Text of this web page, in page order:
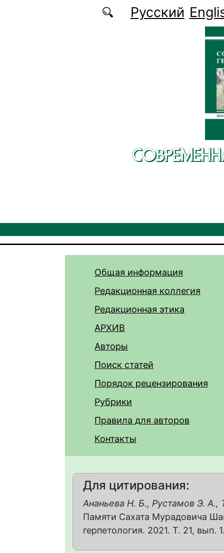
Перейти к основному содержаниюРусский
Общая информация
Редакционная коллегия
Редакционная этика
АРХИВ
Авторы
Поиск статей
Порядок рецензирования
Рубрики
Правила для авторов
Контакты
Для цитирования:
Ананьева Н. Б., Рустамов Э.
Памяти Сахата Мурадовича
герпетология. 2021. Т. 21, вып.